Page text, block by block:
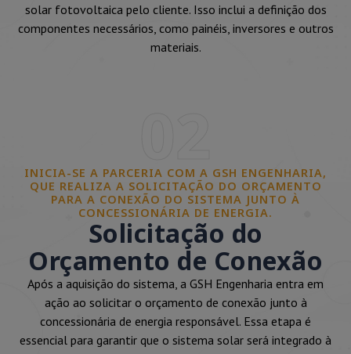
solar fotovoltaica pelo cliente. Isso inclui a definição dos
componentes necessários, como painéis, inversores e outros
materiais.
INICIA-SE A PARCERIA COM A GSH ENGENHARIA,
QUE REALIZA A SOLICITAÇÃO DO ORÇAMENTO
PARA A CONEXÃO DO SISTEMA JUNTO À
CONCESSIONÁRIA DE ENERGIA.
Solicitação do
Orçamento de Conexão
Após a aquisição do sistema, a GSH Engenharia entra em
ação ao solicitar o orçamento de conexão junto à
concessionária de energia responsável. Essa etapa é
essencial para garantir que o sistema solar será integrado à